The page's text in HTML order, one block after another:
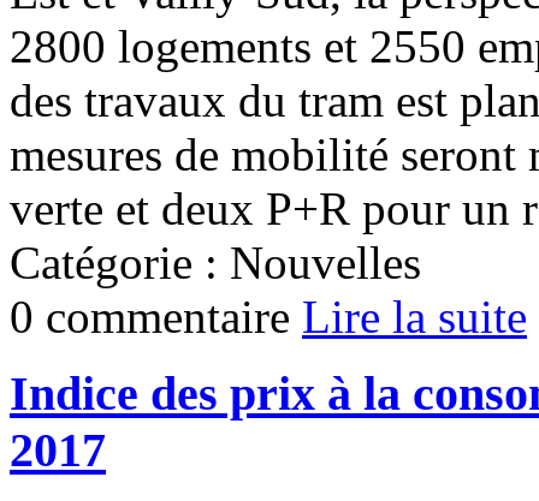
2800 logements et 2550
des travaux du tram est
mesures de mobilité seront
verte et deux P+R pour un
Catégorie : Nouvelles
0 commentaire Lire la suite
Indice des prix à la
2017